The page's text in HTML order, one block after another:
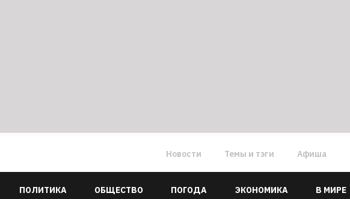
Новости Темы и тэги Афиша
ПОЛИТИКА ОБЩЕСТВО ПОГОДА ЭКОНОМИКА В МИРЕ